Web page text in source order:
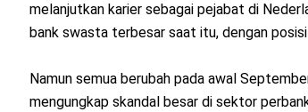
melanjutkan karier sebagai pejabat di
bank swasta terbesar saat itu, dengan
Namun semua berubah pada awal
mengungkap skandal besar di sektor